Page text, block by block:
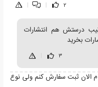
2
|
|
درستش هم انتشارات
بخرید
3
الان ثبت سفارش کنم ولی نوع